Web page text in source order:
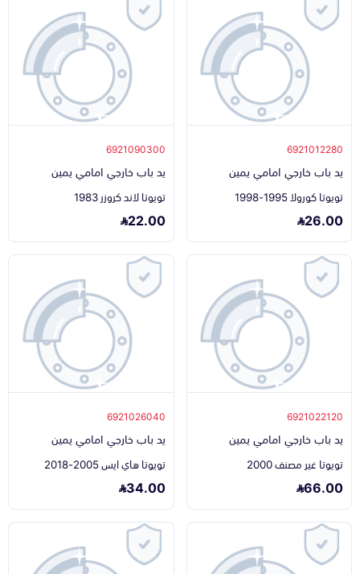
6921012280
يد باب خارجي امامي يمين
تويوتا كورولا 1995-1998
26.00
6921090300
يد باب خارجي امامي يمين
تويوتا لاند كروزر 1983
22.00
6921022120
يد باب خارجي امامي يمين
تويوتا غير مصنف 2000
66.00
6921026040
يد باب خارجي امامي يمين
تويوتا هاي ايس 2005-2018
34.00